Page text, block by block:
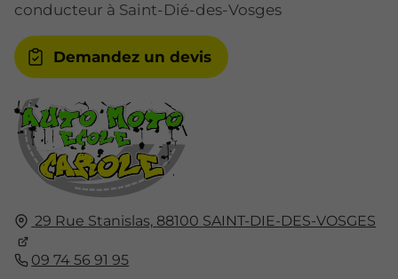
29 Rue Stanislas, 88100 SAINT-DIE-DES-VOSGES
09 74 56 91 95
conducteur à Saint-Dié-des-Vosges
Demandez un devis